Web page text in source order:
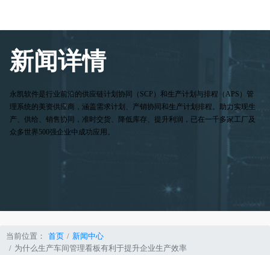
新闻详情
永凯软件是行业前沿的供应链计划协同（SCP）和生产计划与排程（APS）管
理系统的美资供应商，涵盖需求计划、产销协同和生产计划排程。助力实现生
产、供给、销售协同，准时交货、降低库存、提升利润，已在一千多家工厂及
众多世界500强企业中成功应用。
当前位置： 首页
新闻中心
为什么生产车间管理看板有利于提升企业生产效率